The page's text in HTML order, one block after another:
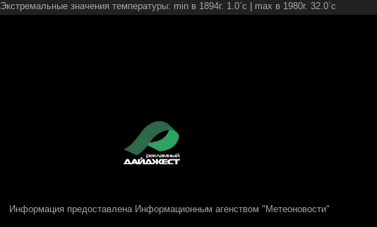
Экстремальные значения температуры: min в 1894г. 1.0`c | max в 1980г. 32.0`c
Информация предоставлена Информационным агенством "Метеоновости"